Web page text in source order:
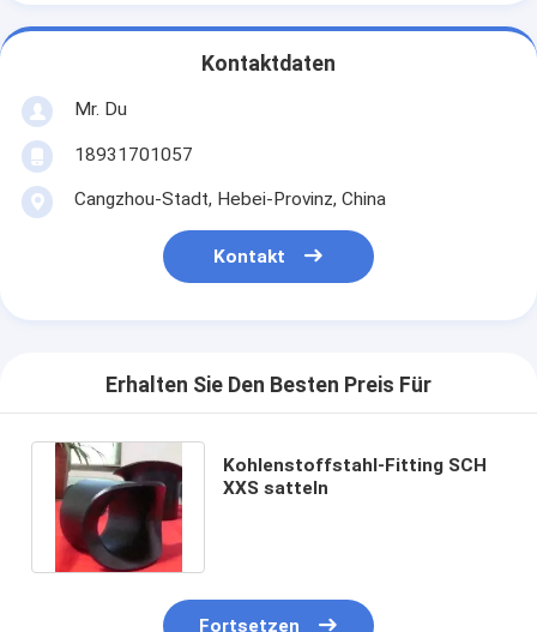
Kontaktdaten
Mr. Du
18931701057
Cangzhou-Stadt, Hebei-Provinz, China
Kontakt
Erhalten Sie Den Besten Preis Für
Kohlenstoffstahl-Fitting SCH
XXS satteln
Fortsetzen